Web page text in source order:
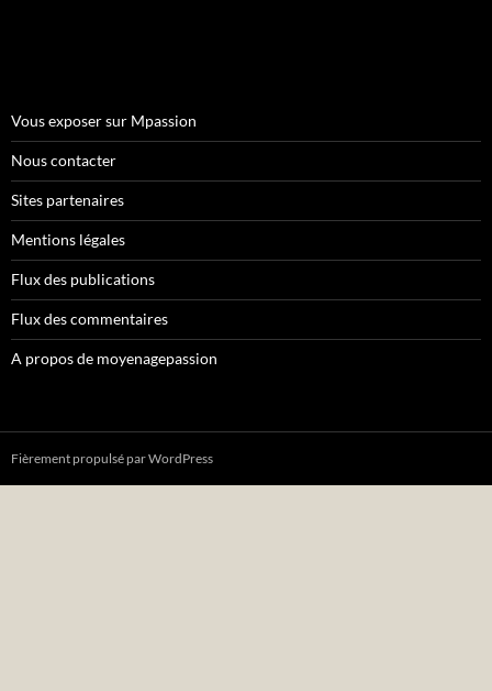
Vous exposer sur Mpassion
Nous contacter
Sites partenaires
Mentions légales
Flux des publications
Flux des commentaires
A propos de moyenagepassion
Fièrement propulsé par WordPress